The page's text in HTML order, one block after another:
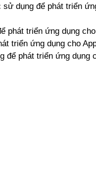
dụng để phát triển
phát triển ứng dụng
triển ứng dụng cho
phát triển ứng dụng